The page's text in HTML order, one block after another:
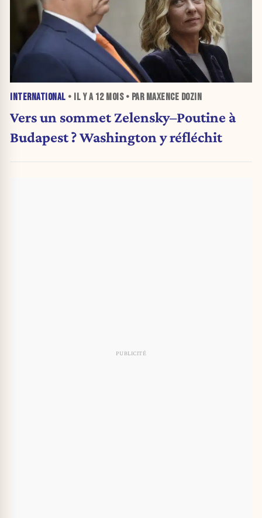
INTERNATIONAL • IL Y A 12 MOIS• PAR MAXENCE DOZIN
Vers un sommet Zelensky–Poutine à
Budapest ? Washington y réfléchit